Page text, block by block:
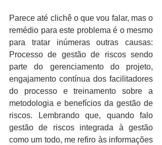
Parece até clichê o que vou falar, mas o
remédio para este problema é o mesmo
para tratar inúmeras outras causas:
Processo de gestão de riscos sendo
parte do gerenciamento do projeto,
engajamento contínua dos facilitadores
do processo e treinamento sobre a
metodologia e benefícios da gestão de
riscos. Lembrando que, quando falo
gestão de riscos integrada à gestão
como um todo, me refiro às informações